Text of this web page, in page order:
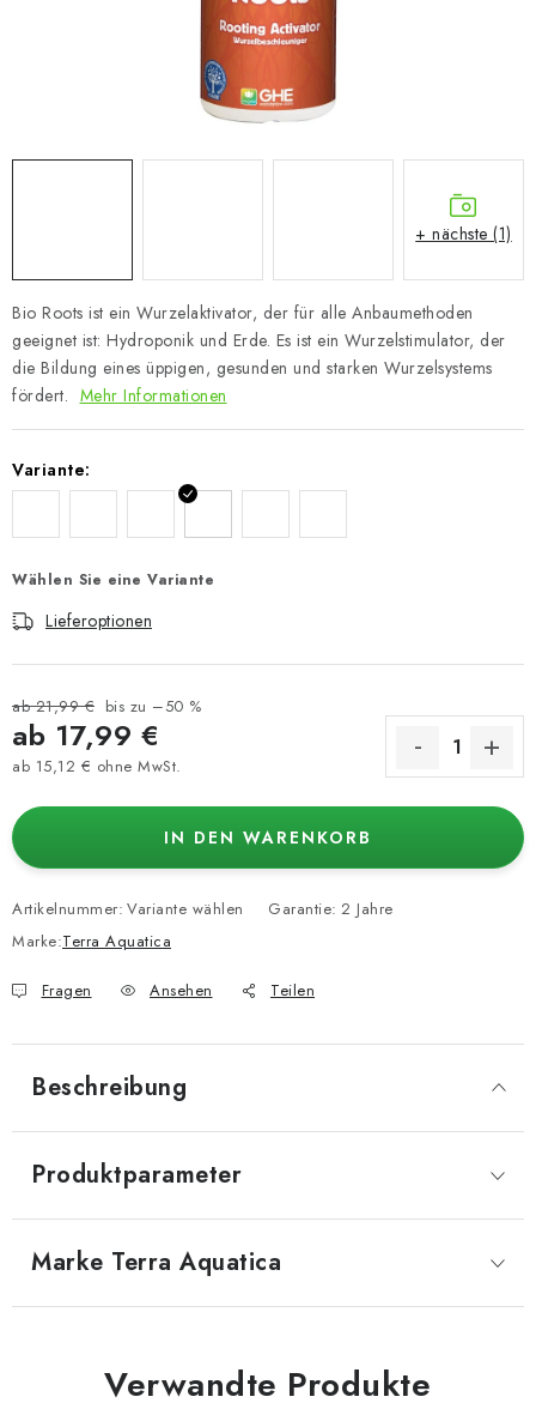
Bio Roots ist ein Wurzelaktivator, der für alle Anbaumethoden
geeignet ist: Hydroponik und Erde. Es ist ein Wurzelstimulator, der
die Bildung eines üppigen, gesunden und starken Wurzelsystems
fördert. Mehr Informationen
Variante:
Wählen Sie eine Variante
Lieferoptionen
ab 21,99 € bis zu –50 %
ab 17,99 €
ab 15,12 € ohne MwSt.
IN DEN WARENKORB
Artikelnummer: Variante wählen
Marke:Terra Aquatica
Garantie: 2 Jahre
Fragen Ansehen Teilen
+ nächste (1)
Beschreibung
Produktparameter
Marke Terra Aquatica
Verwandte Produkte